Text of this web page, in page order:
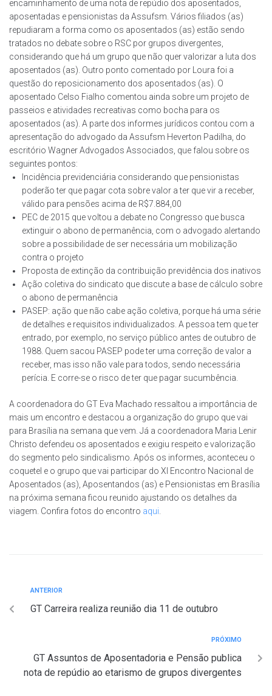
encaminhamento de uma nota de repúdio dos aposentados,
aposentadas e pensionistas da Assufsm. Vários filiados (as)
repudiaram a forma como os aposentados (as) estão sendo
tratados no debate sobre o RSC por grupos divergentes,
considerando que há um grupo que não quer valorizar a luta dos
aposentados (as). Outro ponto comentado por Loura foi a
questão do reposicionamento dos aposentados (as). O
aposentado Celso Fialho comentou ainda sobre um projeto de
passeios e atividades recreativas como bocha para os
aposentados (as). A parte dos informes jurídicos contou com a
apresentação do advogado da Assufsm Heverton Padilha, do
escritório Wagner Advogados Associados, que falou sobre os
seguintes pontos:
Incidência previdenciária considerando que pensionistas
poderão ter que pagar cota sobre valor a ter que vir a receber,
válido para pensões acima de R$7.884,00
PEC de 2015 que voltou a debate no Congresso que busca
extinguir o abono de permanência, com o advogado alertando
sobre a possibilidade de ser necessária um mobilização
contra o projeto
Proposta de extinção da contribuição previdência dos inativos
Ação coletiva do sindicato que discute a base de cálculo sobre
o abono de permanência
PASEP: ação que não cabe ação coletiva, porque há uma série
de detalhes e requisitos individualizados. A pessoa tem que ter
entrado, por exemplo, no serviço público antes de outubro de
1988. Quem sacou PASEP pode ter uma correção de valor a
receber, mas isso não vale para todos, sendo necessária
perícia. E corre-se o risco de ter que pagar sucumbência.
A coordenadora do GT Eva Machado ressaltou a importância de
mais um encontro e destacou a organização do grupo que vai
para Brasília na semana que vem. Já a coordenadora Maria Lenir
Christo defendeu os aposentados e exigiu respeito e valorização
do segmento pelo sindicalismo. Após os informes, aconteceu o
coquetel e o grupo que vai participar do XI Encontro Nacional de
Aposentados (as), Aposentandos (as) e Pensionistas em Brasília
na próxima semana ficou reunido ajustando os detalhes da
viagem. Confira fotos do encontro aqui
Navegação
de
Anterior
ANTERIOR
GT Carreira realiza reunião dia 11 de outubro
PRÓXIMO
GT Assuntos de Aposentadoria e Pensão publica
nota de repúdio ao etarismo de grupos divergentes